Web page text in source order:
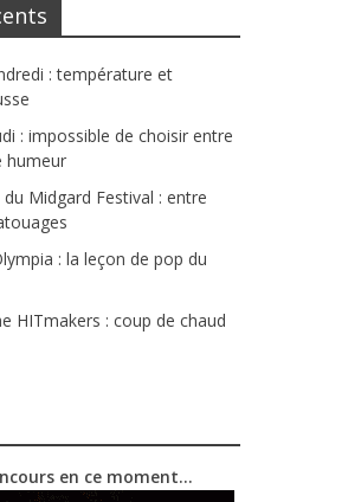
: température et
: impossible de choisir entre
humeur
Midgard Festival : entre
: la leçon de pop du
HITmakers : coup de chaud
en ce moment…